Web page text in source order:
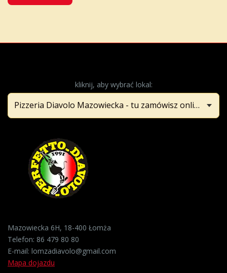
kliknij, aby wybrać lokal:
Mazowiecka 6H, 18-400 Łomża
Telefon: 86 479 80 80
E-mail: lomzadiavolo@gmail.com
Mapa dojazdu